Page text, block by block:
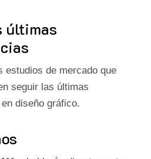
últimas
estudios de mercado que
seguir las últimas
diseño gráfico.